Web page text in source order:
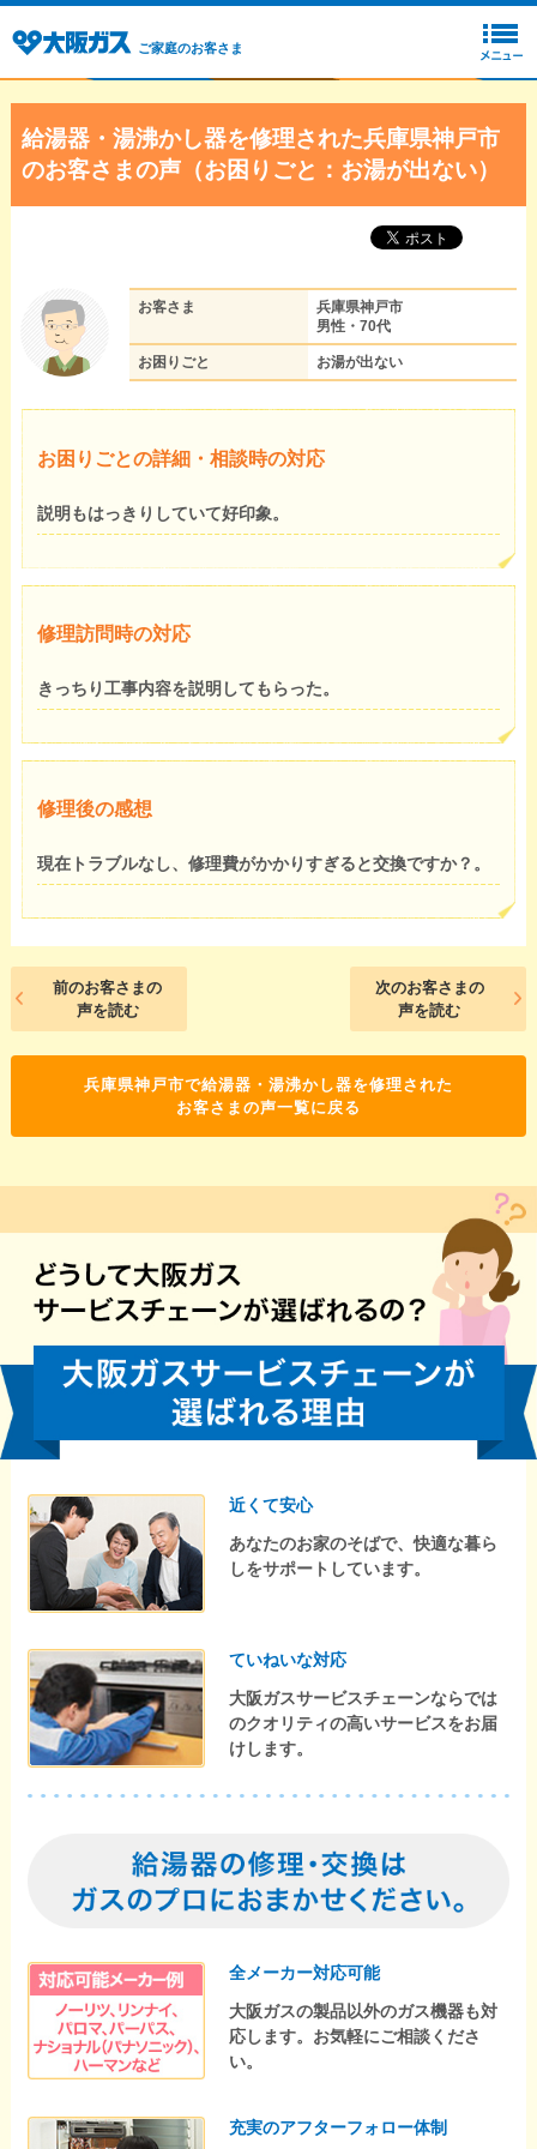
ご家庭のお客さま
給湯器・湯沸かし器を修理された兵庫県神戸市
のお客さまの声（お困りごと：お湯が出ない）
お客さま
兵庫県神戸市
男性・70代
お困りごと お湯が出ない
お困りごとの詳細・相談時の対応
説明もはっきりしていて好印象。
修理訪問時の対応
きっちり工事内容を説明してもらった。
修理後の感想
現在トラブルなし、修理費がかかりすぎると交換ですか？。
前のお客さまの
声を読む
次のお客さまの
声を読む
兵庫県神戸市で給湯器・湯沸かし器を修理された
お客さまの声一覧に戻る
近くて安心
あなたのお家のそばで、快適な暮ら
しをサポートしています。
ていねいな対応
大阪ガスサービスチェーンならでは
のクオリティの高いサービスをお届
けします。
全メーカー対応可能
大阪ガスの製品以外のガス機器も対
応します。お気軽にご相談くださ
い。
充実のアフターフォロー体制